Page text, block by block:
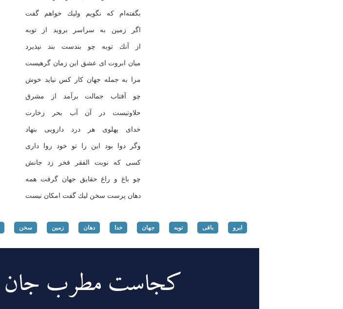
بگفته‌ام كه نگویم ولیك خواهم گفت
اگر زمین به سراسر بروید از توبه
از آنك توبه چو بندست بند نپذیرد
میان ابروت ای عشق این زمان گرهیست
مرا به جمله جهان كار كس نیاید خوش
چو آفتاب جمالت برآمد از مشرق
حلاوتیست در آن آب بحر زخارت
خدای پهلوی هر درد دارویی بنهاد
وگر دوا بود این را تو خود روا داری
كسی كه نوبت الفقر فخر زد جانش
چو باغ و راغ حقایق جهان گرفت همه
دهان پرست سخن لیك گفت امكان نیست
ابرو باقی توبه جهان خدا دهان زمین سخن